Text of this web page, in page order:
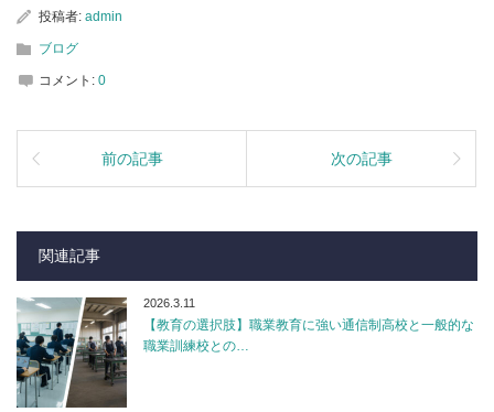
投稿者: admin
ブログ
コメント: 0
前の記事 次の記事
関連記事
2026.3.11
【教育の選択肢】職業教育に強い通信制高校と一般的な
職業訓練校との…